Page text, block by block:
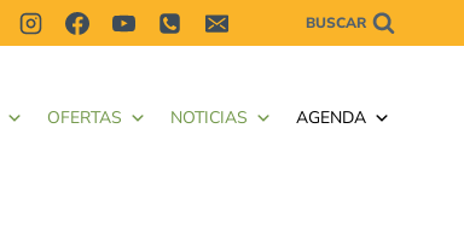
BUSCAR
OFERTAS NOTICIAS AGENDA